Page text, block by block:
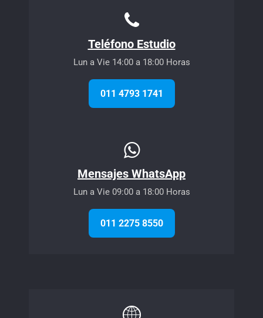
Teléfono Estudio
Lun a Vie 14:00 a 18:00 Horas
011 4793 1741
Mensajes WhatsApp
Lun a Vie 09:00 a 18:00 Horas
011 2275 8550